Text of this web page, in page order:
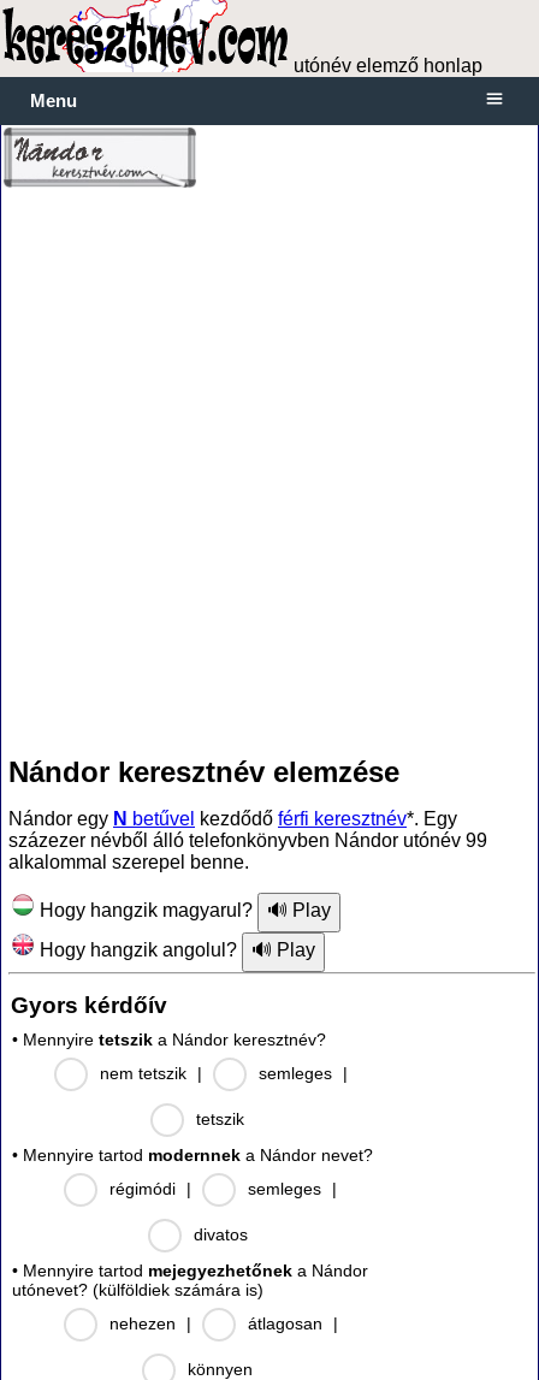
utónév elemző honlap
Menu
Nándor keresztnév elemzése
Nándor egy N betűvel kezdődő férfi keresztnév*. Egy
százezer névből álló telefonkönyvben Nándor utónév 99
alkalommal szerepel benne.
Hogy hangzik magyarul?
Hogy hangzik angolul?
Gyors kérdőív
• Mennyire tetszik a Nándor keresztnév?
nem tetszik
| semleges |
tetszik
• Mennyire tartod modernnek a Nándor nevet?
régimódi
| semleges |
divatos
• Mennyire tartod mejegyezhetőnek a Nándor
utónevet? (külföldiek számára is)
nehezen
| átlagosan |
könnyen